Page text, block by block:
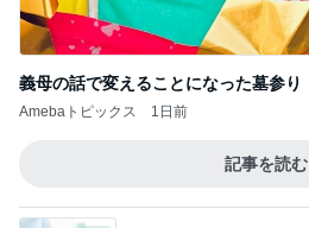
義母の話で変えることになった墓参り
Amebaトピックス 1日前
記事を読む